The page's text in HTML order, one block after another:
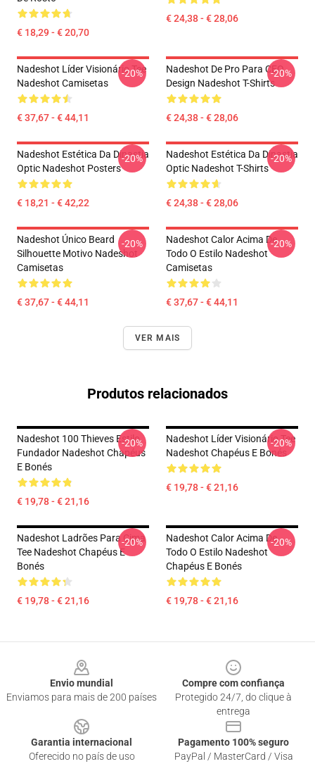
€ 18,29 - € 20,70
€ 24,38 - € 28,06
Nadeshot Líder Visionário Tee
Nadeshot Camisetas
€ 37,67 - € 44,11
-20%
Nadeshot De Pro Para CEO
Design Nadeshot T-Shirts
€ 24,38 - € 28,06
-20%
Nadeshot Estética Da Dinastia
Optic Nadeshot Posters
€ 18,21 - € 42,22
-20%
Nadeshot Estética Da Dinastia
Optic Nadeshot T-Shirts
€ 24,38 - € 28,06
-20%
Nadeshot Único Beard
Silhouette Motivo Nadeshot
Camisetas
€ 37,67 - € 44,11
-20%
Nadeshot Calor Acima De
Todo O Estilo Nadeshot
Camisetas
€ 37,67 - € 44,11
-20%
VER MAIS
Produtos relacionados
Nadeshot 100 Thieves Estilo
Fundador Nadeshot Chapéus
E Bonés
€ 19,78 - € 21,16
-20%
Nadeshot Líder Visionário Tee
Nadeshot Chapéus E Bonés
€ 19,78 - € 21,16
-20%
Nadeshot Ladrões Para Cima
Tee Nadeshot Chapéus E
Bonés
€ 19,78 - € 21,16
-20%
Nadeshot Calor Acima De
Todo O Estilo Nadeshot
Chapéus E Bonés
€ 19,78 - € 21,16
-20%
Envio mundial
Enviamos para mais de 200 países
Compre com confiança
Protegido 24/7, do clique à
entrega
Garantia internacional
Oferecido no país de uso
Pagamento 100% seguro
PayPal / MasterCard / Visa